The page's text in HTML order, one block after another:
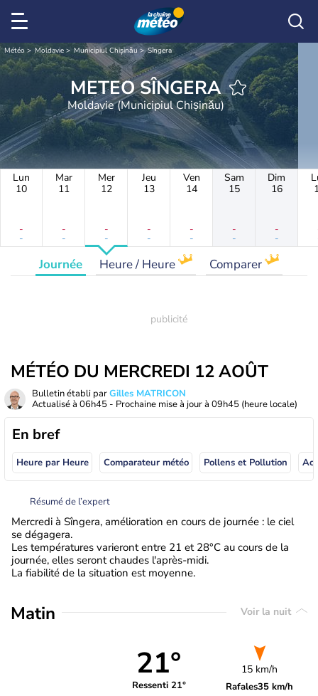
Météo Moldavie Municipiul Chișinău Sîngera
METEO SÎNGERA
Moldavie (Municipiul Chișinău)
Lun
10
-
-
Mar
11
-
-
Mer
12
-
-
Jeu
13
-
-
Ven
14
-
-
Sam
15
-
-
Dim
16
-
-
Journée Heure / Heure Comparer
MÉTÉO DU MERCREDI 12 AOÛT
Bulletin établi parGilles MATRICON
Actualisé à 06h45 - Prochaine mise à jour à 09h45 (heure locale)
En bref
Heure par Heure Comparateur météo Pollens et Pollution
Résumé de l’expert
Mercredi à Sîngera, amélioration en cours de journée : le ciel
se dégagera.
Les températures varieront entre 21 et 28°C au cours de la
journée, elles seront chaudes l'après-midi.
La fiabilité de la situation est moyenne.
Matin Voir la nuit
21°
Ressenti 21°
15 km/h
Rafales35 km/h